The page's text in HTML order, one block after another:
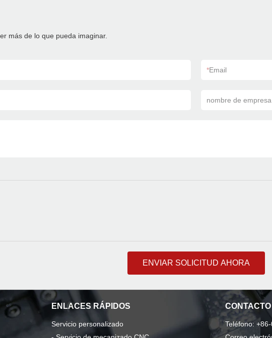
más de lo que pueda imaginar.
*Email
nombre de empresa
ENVIAR SOLICITUD AHORA
ENLACES RÁPIDOS
Servicio personalizado
CONTACTO
Teléfono: